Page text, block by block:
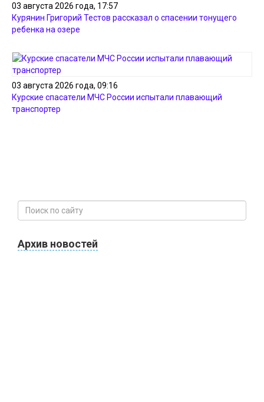
03 августа 2026 года, 17:57
Курянин Григорий Тестов рассказал о спасении тонущего
ребенка на озере
03 августа 2026 года, 09:16
Курские спасатели МЧС России испытали плавающий
транспортер
Архив новостей